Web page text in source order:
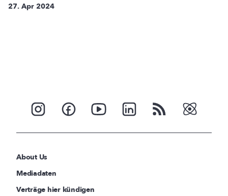
27. Apr 2024
About Us
Mediadaten
Verträge hier kündigen